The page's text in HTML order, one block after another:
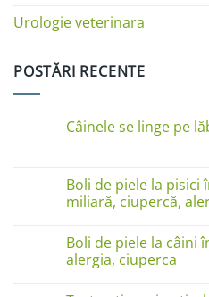
Urologie veterinara
POSTĂRI RECENTE
Câinele se linge pe
Câinele
se
linge
Cauze
și
soluții
Boli de piele la
miliară, ciupercă,
la
Boli
de
Boli de piele la câini
alergia, ciuperca